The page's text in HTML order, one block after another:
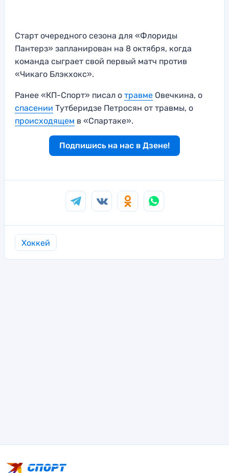
Старт очередного сезона для «Флориды
Пантерз» запланирован на 8 октября, когда
команда сыграет свой первый матч против
«Чикаго Блэкхокс».
Ранее «КП-Спорт» писал о травме Овечкина, о
спасении Тутберидзе Петросян от травмы, о
происходящем в «Спартаке».
Подпишись на нас в Дзене!
Хоккей